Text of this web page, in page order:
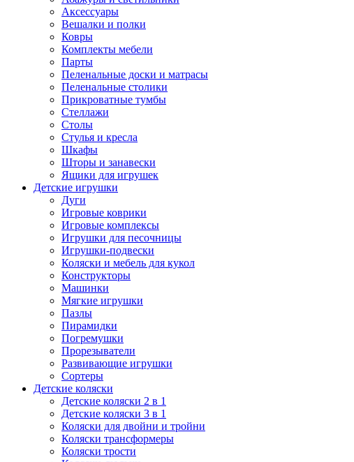
Аксессуары
Вешалки и полки
Ковры
Комплекты мебели
Парты
Пеленальные доски и матрасы
Пеленальные столики
Прикроватные тумбы
Стеллажи
Столы
Стулья и кресла
Шкафы
Шторы и занавески
Ящики для игрушек
Детские игрушки
Дуги
Игровые коврики
Игровые комплексы
Игрушки для песочницы
Игрушки-подвески
Коляски и мебель для кукол
Конструкторы
Машинки
Мягкие игрушки
Пазлы
Пирамидки
Погремушки
Прорезыватели
Развивающие игрушки
Сортеры
Детские коляски
Детские коляски 2 в 1
Детские коляски 3 в 1
Коляски для двойни и тройни
Коляски трансформеры
Коляски трости